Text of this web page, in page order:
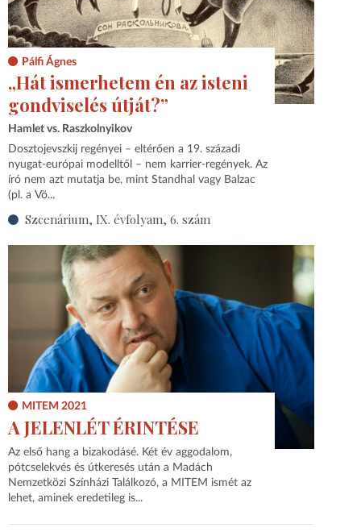
Pálfi Ágnes
„Hát ismerhetem én az isteni
gondviselés útját?”
Hamlet vs. Raszkolnyikov
Dosztojevszkij regényei – eltérően a 19. századi
nyugat-európai modelltől – nem karrier-regények. Az
író nem azt mutatja be, mint Standhal vagy Balzac
(pl. a Vö...
Szcenárium, IX. évfolyam, 6. szám
MITEM 2021
A JELENLÉT ÉRINTÉSE
Az első hang a bizakodásé. Két év aggodalom,
pótcselekvés és útkeresés után a Madách
Nemzetközi Színházi Találkozó, a MITEM ismét az
lehet, aminek eredetileg is...